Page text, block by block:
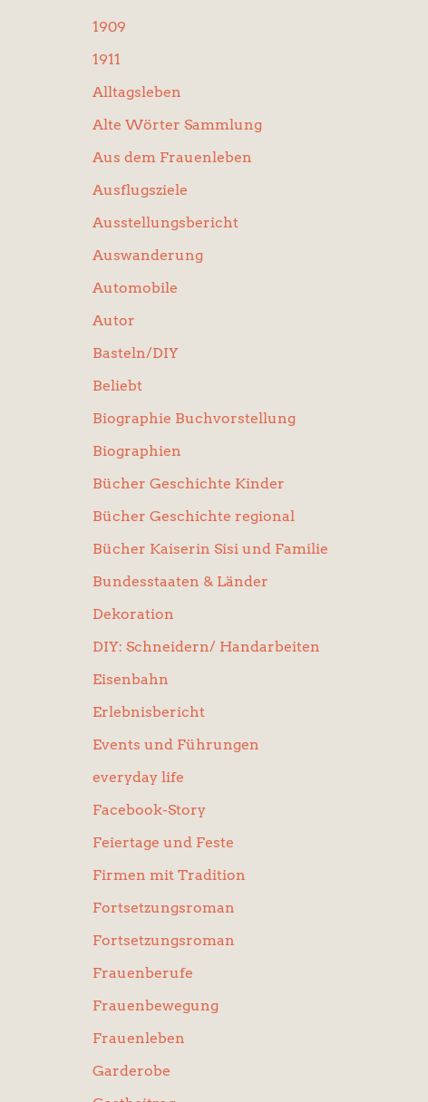
1909
1911
Alltagsleben
Alte Wörter Sammlung
Aus dem Frauenleben
Ausflugsziele
Ausstellungsbericht
Auswanderung
Automobile
Autor
Basteln/DIY
Beliebt
Biographie Buchvorstellung
Biographien
Bücher Geschichte Kinder
Bücher Geschichte regional
Bücher Kaiserin Sisi und Familie
Bundesstaaten & Länder
Dekoration
DIY: Schneidern/ Handarbeiten
Eisenbahn
Erlebnisbericht
Events und Führungen
everyday life
Facebook-Story
Feiertage und Feste
Firmen mit Tradition
Fortsetzungsroman
Fortsetzungsroman
Frauenberufe
Frauenbewegung
Frauenleben
Garderobe